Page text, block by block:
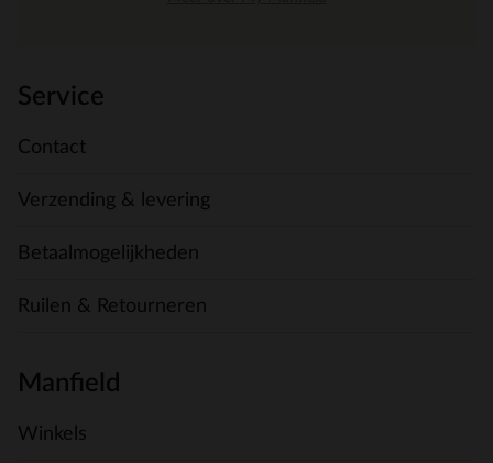
Service
Contact
Verzending & levering
Betaalmogelijkheden
Ruilen & Retourneren
Manfield
Winkels